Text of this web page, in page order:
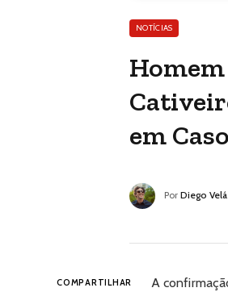
NOTÍCIAS
em
Por Diego
COMPARTILHAR
A